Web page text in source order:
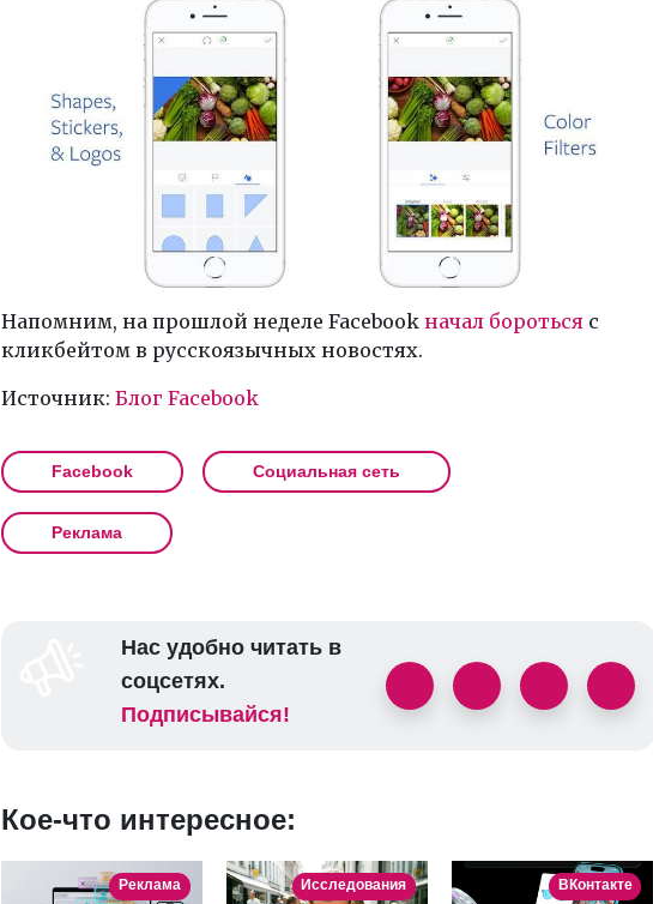
Напомним, на прошлой неделе Facebook начал боротьсяс
кликбейтом в русскоязычных новостях.
Источник: Блог Facebook
Facebook Социальная сеть
Реклама
Нас удобно читать в
соцсетях.
Подписывайся!
Кое-что интересное:
Реклама Исследования ВКонтакте